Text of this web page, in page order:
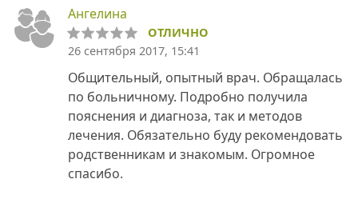
Ангелина
ОТЛИЧНО
26 сентября 2017, 15:41
Общительный, опытный врач. Обращалась
по больничному. Подробно получила
пояснения и диагноза, так и методов
лечения. Обязательно буду рекомендовать
родственникам и знакомым. Огромное
спасибо.